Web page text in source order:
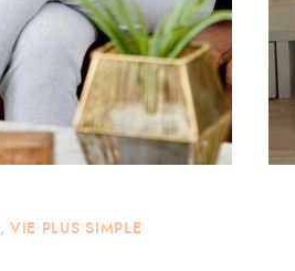
,VIE PLUS SIMPLE